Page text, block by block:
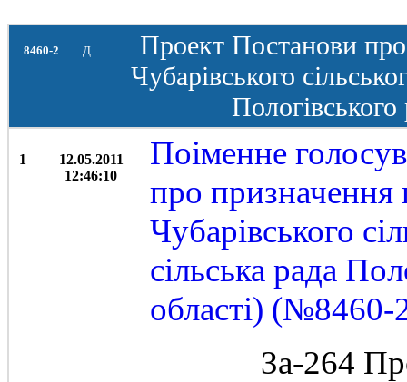
8460-2 Д
Проект Постанови про
Чубарівського
Пологівського
1
12.05.2011
12:46:10
Поіменне
про призначення
Чубарівського
сільська рада
області) (№8460-
За-264